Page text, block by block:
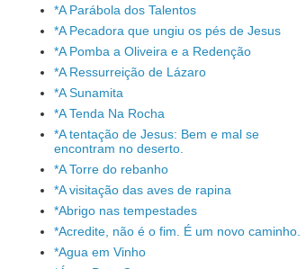
*A Parábola dos Talentos
*A Pecadora que ungiu os pés de Jesus
*A Pomba a Oliveira e a Redenção
*A Ressurreição de Lázaro
*A Sunamita
*A Tenda Na Rocha
*A tentação de Jesus: Bem e mal se
encontram no deserto.
*A Torre do rebanho
*A visitação das aves de rapina
*Abrigo nas tempestades
*Acredite, não é o fim. É um novo caminho.
*Agua em Vinho